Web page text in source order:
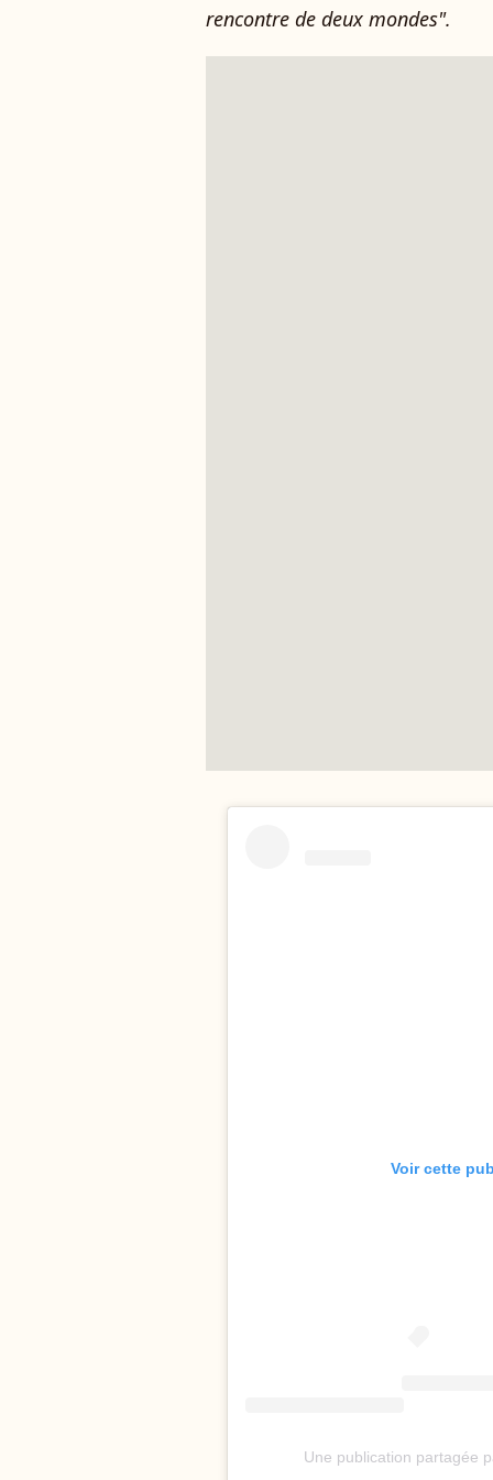
rencontre de deux mondes".
Voir cette
Une publication partagée